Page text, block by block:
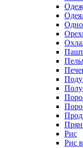
Рис
Рис